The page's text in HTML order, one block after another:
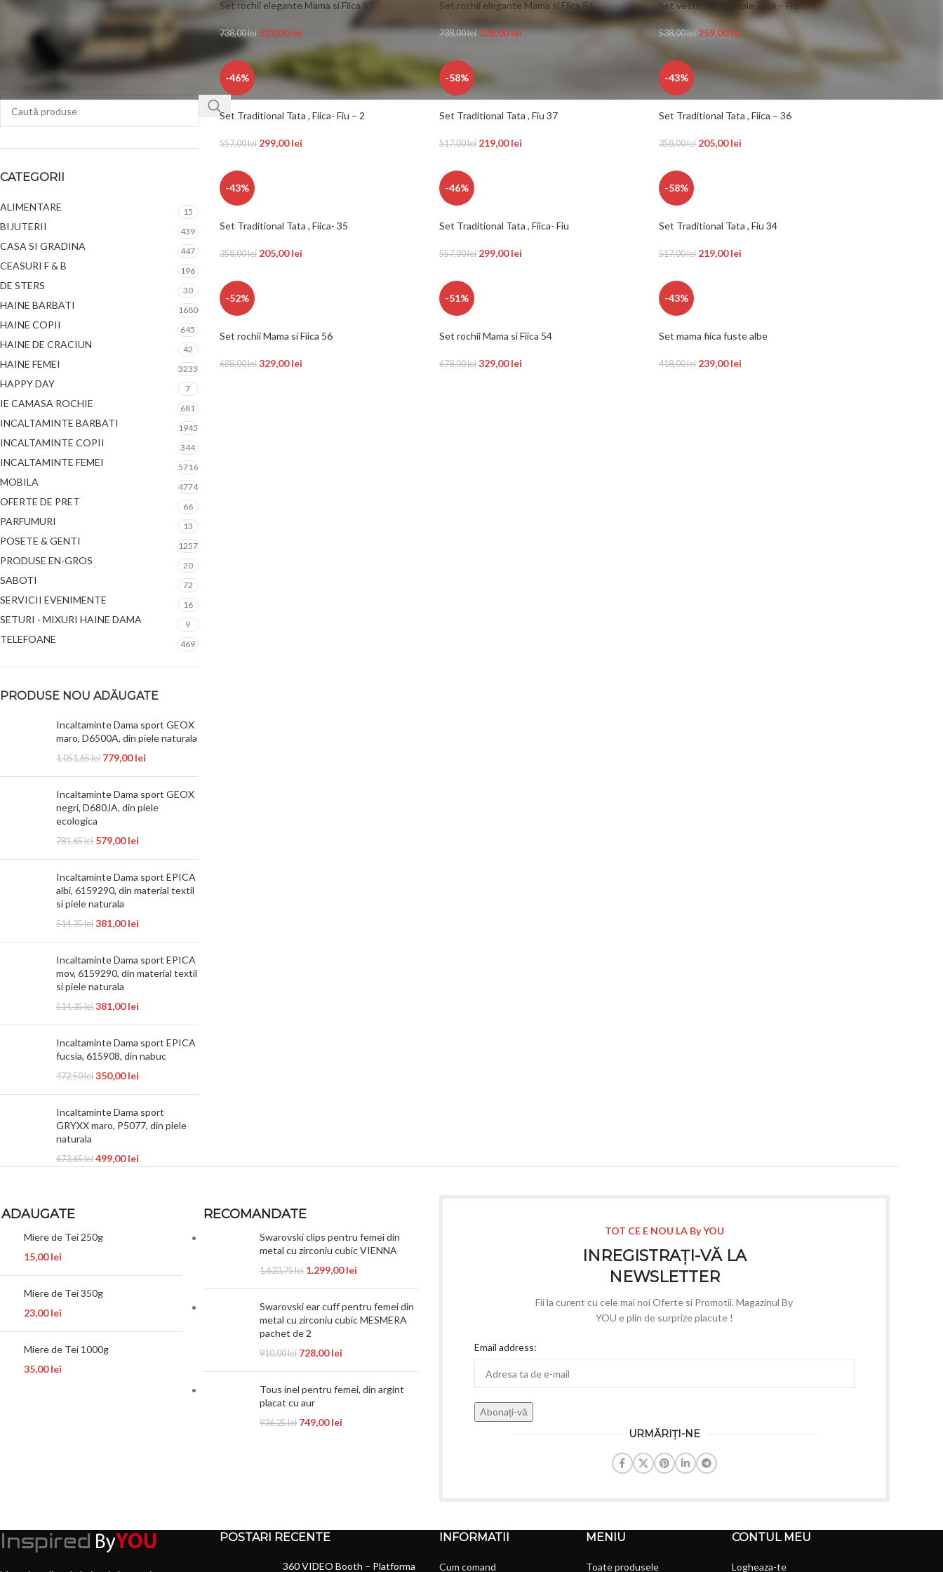
CATEGORII
ALIMENTARE 15
BIJUTERII 439
CASA SI GRADINA 447
CEASURI F & B 196
DE STERS 30
HAINE BARBATI 1680
HAINE COPII 645
HAINE DE CRACIUN 42
HAINE FEMEI 3233
HAPPY DAY 7
IE CAMASA ROCHIE 681
INCALTAMINTE BARBATI 1945
INCALTAMINTE COPII 344
INCALTAMINTE FEMEI 5716
MOBILA 4774
OFERTE DE PRET 66
PARFUMURI 13
POSETE & GENTI 1257
PRODUSE EN-GROS 20
SABOTI 72
SERVICII EVENIMENTE 16
SETURI - MIXURI HAINE DAMA 9
TELEFOANE 469
PRODUSE NOU ADĂUGATE
Incaltaminte Dama sport GEOX
maro, D6500A, din piele naturala
1.051,65lei 779,00lei
Incaltaminte Dama sport GEOX
negri, D680JA, din piele
ecologica
781,65lei 579,00lei
Incaltaminte Dama sport EPICA
albi, 6159290, din material textil
si piele naturala
514,35lei 381,00lei
Incaltaminte Dama sport EPICA
mov, 6159290, din material textil
si piele naturala
514,35lei 381,00lei
Incaltaminte Dama sport EPICA
fucsia, 615908, din nabuc
472,50lei 350,00lei
Incaltaminte Dama sport
GRYXX maro, P5077, din piele
naturala
673,65lei 499,00lei
Set rochii elegante Mama si Fiica 85
738,00lei 328,00lei
Set rochii elegante Mama si Fiica 84
738,00lei 328,00lei
Set veste traditionale Tata – Fiu
538,00lei 259,00lei
-46%
Set Traditional Tata , Fiica- Fiu – 2
557,00lei 299,00lei
-58%
Set Traditional Tata , Fiu 37
517,00lei 219,00lei
-43%
Set Traditional Tata , Fiica – 36
358,00lei 205,00lei
-43%
Set Traditional Tata , Fiica- 35
358,00lei 205,00lei
-46%
Set Traditional Tata , Fiica- Fiu
557,00lei 299,00lei
-58%
Set Traditional Tata , Fiu 34
517,00lei 219,00lei
-52%
Set rochii Mama si Fiica 56
688,00lei 329,00lei
-51%
Set rochii Mama si Fiica 54
678,00lei 329,00lei
-43%
Set mama fiica fuste albe
418,00lei 239,00lei
Miere de Tei 250g
15,00lei
Miere de Tei 350g
23,00lei
Miere de Tei 1000g
35,00lei
RECOMANDATE
Swarovski clips pentru femei din
metal cu zirconiu cubic VIENNA
1.623,75lei 1.299,00lei
Swarovski ear cuff pentru femei din
metal cu zirconiu cubic MESMERA
pachet de 2
910,00lei 728,00lei
Tous inel pentru femei, din argint
placat cu aur
936,25lei 749,00lei
TOT CE E NOU LA By YOU
INREGISTRAȚI-VĂ LA
NEWSLETTER
Fii la curent cu cele mai noi Oferte si Promotii. Magazinul By
YOU e plin de surprize placute !
Email address:
URMĂRIȚI-NE
POSTARI RECENTE
360 VIDEO Booth – Platforma
INFORMATII
Cum comand
MENIU
Toate produsele
CONTUL MEU
Logheaza-te